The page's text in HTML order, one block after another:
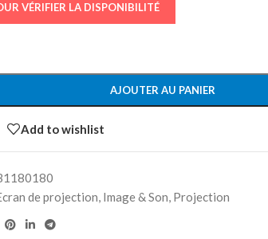
VÉRIFIER LA DISPONIBILITÉ
AJOUTER AU PANIER
Add to wishlist
de projection, Image & Son, Projection